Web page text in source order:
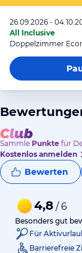
26.09.2026 -
All Inclusive
Doppelzimmer
Sammle Punkte für
Kostenlos anmelden
Bewerten
4,8 / 6
Besonders gut
Für
Barrierefreie